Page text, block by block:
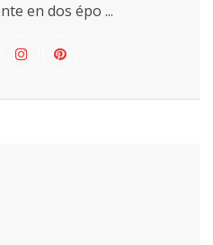
en dos épo ...